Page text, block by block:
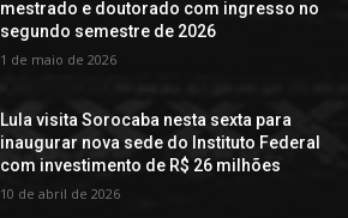
mestrado e doutorado com ingresso no
segundo semestre de 2026
1 de maio de 2026
Lula visita Sorocaba nesta sexta para
inaugurar nova sede do Instituto Federal
com investimento de R$ 26 milhões
10 de abril de 2026